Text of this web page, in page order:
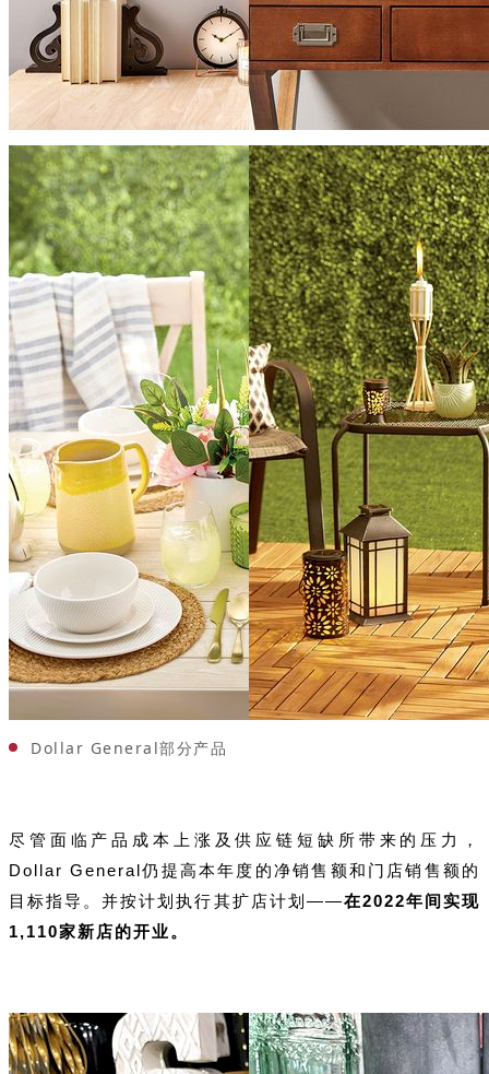
Dollar General部分产品
尽管面临产品成本上涨及供应链短缺所带来的压力，
Dollar General仍提高本年度的净销售额和门店销售额的
目标指导。并按计划执行其扩店计划——在2022年间实现
1,110家新店的开业。